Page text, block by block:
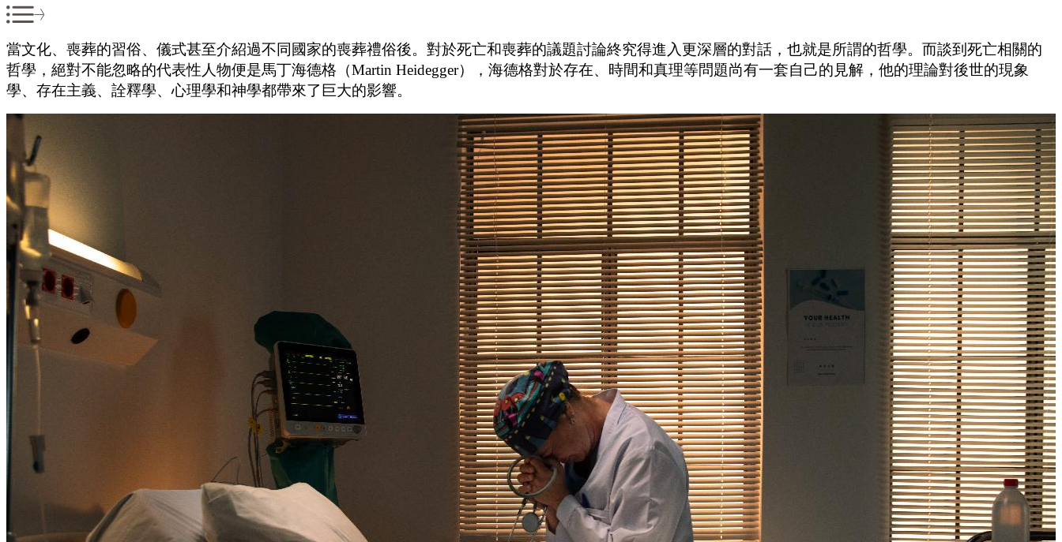
當文化、喪葬的習俗、儀式甚至介紹過不同國家的喪葬禮俗後。對於死亡和喪葬的議題討論終究得進入更深層的對話，也就是所謂的哲學。而談到死亡相關的
哲學，絕對不能忽略的代表性人物便是馬丁海德格（Martin Heidegger），海德格對於存在、時間和真理等問題尚有一套自己的見解，他的理論對後世的現象
學、存在主義、詮釋學、心理學和神學都帶來了巨大的影響。